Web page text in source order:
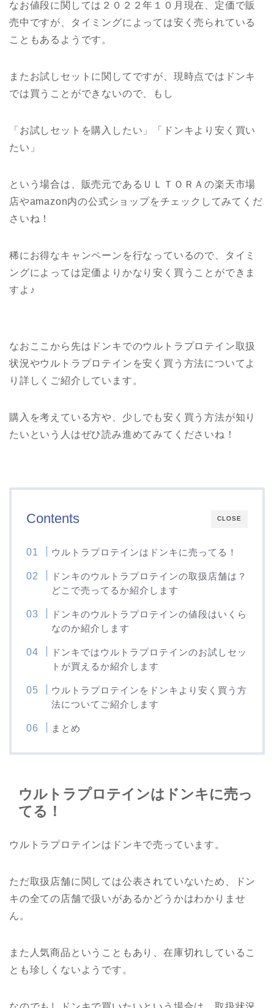
なお値段に関しては２０２２年１０月現在、定価で販
売中ですが、タイミングによっては安く売られている
こともあるようです。
またお試しセットに関してですが、現時点ではドンキ
では買うことができないので、もし
「お試しセットを購入したい」「ドンキより安く買い
たい」
という場合は、販売元であるＵＬＴＯＲＡの楽天市場
店やamazon内の公式ショップをチェックしてみてくだ
さいね！
稀にお得なキャンペーンを行なっているので、タイミ
ングによっては定価よりかなり安く買うことができま
すよ♪
なおここから先はドンキでのウルトラプロテイン取扱
状況やウルトラプロテインを安く買う方法についてよ
り詳しくご紹介しています。
購入を考えている方や、少しでも安く買う方法が知り
たいという人はぜひ読み進めてみてくださいね！
CLOSE
Contents
ウルトラプロテインはドンキに売ってる！
ドンキのウルトラプロテインの取扱店舗は？
どこで売ってるか紹介します
ドンキのウルトラプロテインの値段はいくら
なのか紹介します
ドンキではウルトラプロテインのお試しセッ
トが買えるか紹介します
ウルトラプロテインをドンキより安く買う方
法についてご紹介します
まとめ
ウルトラプロテインはドンキに売っ
てる！
ウルトラプロテインはドンキで売っています。
ただ取扱店舗に関しては公表されていないため、ドン
キの全ての店舗で扱いがあるかどうかはわかりませ
ん。
また人気商品ということもあり、在庫切れしているこ
とも珍しくないようです。